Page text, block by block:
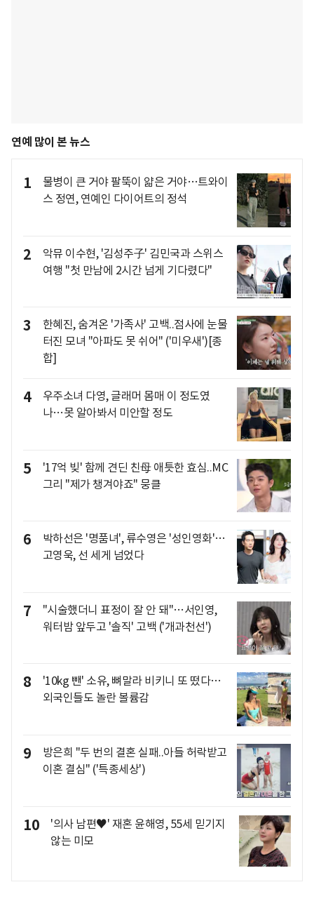
연예 많이 본 뉴스
1
물병이 큰 거야 팔뚝이 얇은 거야…트와이
스 정연, 연예인 다이어트의 정석
2
악뮤 이수현, '김성주子' 김민국과 스위스
여행 "첫 만남에 2시간 넘게 기다렸다"
3
한혜진, 숨겨온 '가족사' 고백..점사에 눈물
터진 모녀 "아파도 못 쉬어" ('미우새')[종
합]
4
우주소녀 다영, 글래머 몸매 이 정도였
나…못 알아봐서 미안할 정도
5
'17억 빚' 함께 견딘 친母 애틋한 효심..MC
그리 "제가 챙겨야죠" 뭉클
6
박하선은 '명품녀', 류수영은 '성인영화'…
고영욱, 선 세게 넘었다
7
"시술했더니 표정이 잘 안 돼"…서인영,
워터밤 앞두고 '솔직' 고백 ('개과천선')
8
'10kg 뺀' 소유, 뼈말라 비키니 또 떴다…
외국인들도 놀란 볼륨감
9
방은희 "두 번의 결혼 실패..아들 허락받고
이혼 결심" ('특종세상')
10
'의사 남편♥' 재혼 윤해영, 55세 믿기지
않는 미모